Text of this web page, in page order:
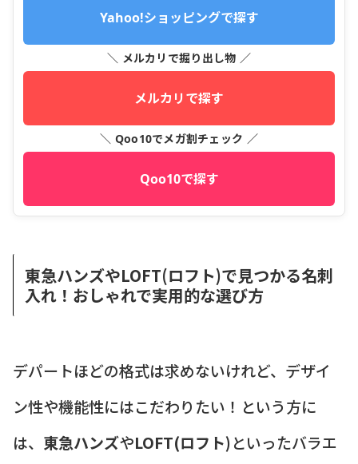
Yahoo!ショッピングで探す
＼ メルカリで掘り出し物 ／
メルカリで探す
＼ Qoo10でメガ割チェック ／
Qoo10で探す
東急ハンズやLOFT(ロフト)で見つかる名刺
入れ！おしゃれで実用的な選び方
デパートほどの格式は求めないけれど、デザイ
ン性や機能性にはこだわりたい！という方に
は、 東急ハンズやLOFT(ロフト)といったバラエ